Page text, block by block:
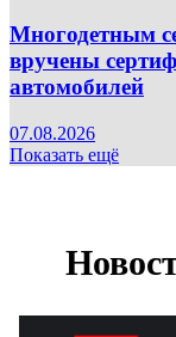
Многодетным
вручены
автомобилей
07.08.2026
Показать ещё